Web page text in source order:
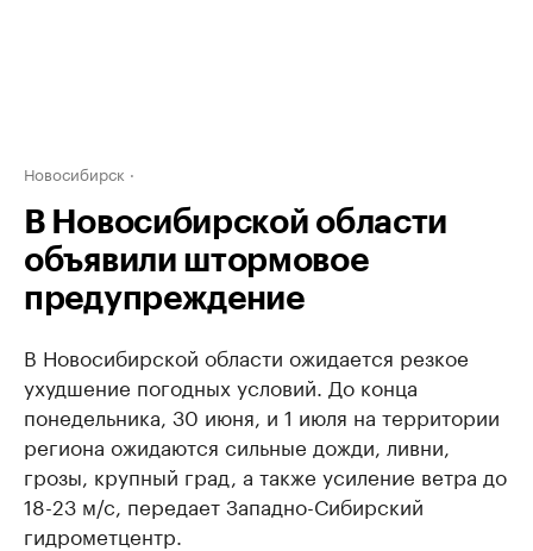
Новосибирск
В Новосибирской области
объявили штормовое
предупреждение
В Новосибирской области ожидается резкое
ухудшение погодных условий. До конца
понедельника, 30 июня, и 1 июля на территории
региона ожидаются сильные дожди, ливни,
грозы, крупный град, а также усиление ветра до
18-23 м/с, передает Западно-Сибирский
гидрометцентр.